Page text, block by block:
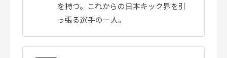
を持つ。これからの日本キック界を引
っ張る選手の一人。